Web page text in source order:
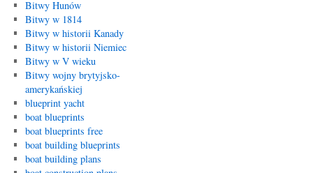
Bitwy Hunów
Bitwy w 1814
Bitwy w historii Kanady
Bitwy w historii Niemiec
Bitwy w V wieku
Bitwy wojny brytyjsko-
amerykańskiej
blueprint yacht
boat blueprints
boat blueprints free
boat building blueprints
boat building plans